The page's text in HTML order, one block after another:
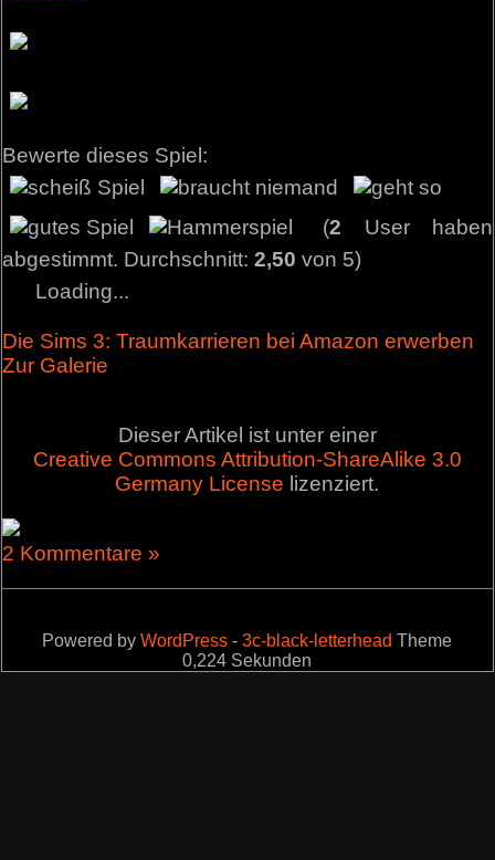
Bewerte dieses Spiel:
(2 User haben
abgestimmt. Durchschnitt:2,50 von 5)
Loading...
Die Sims 3: Traumkarrieren bei Amazon erwerben
Zur Galerie
Dieser Artikel ist unter einer
Creative Commons Attribution-ShareAlike 3.0
Germany License lizenziert.
2 Kommentare »
Powered byWordPress -3c-black-letterhead Theme
0,224 Sekunden